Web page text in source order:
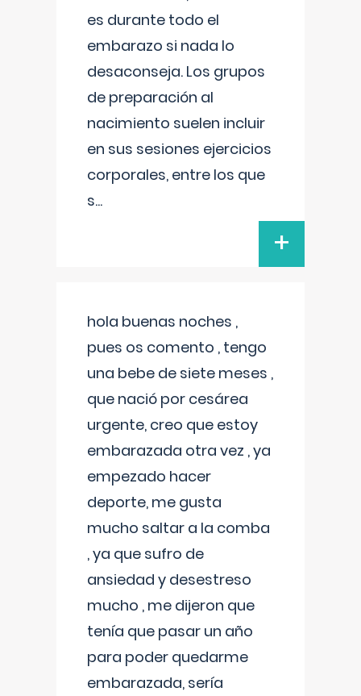
es durante todo el
embarazo si nada lo
desaconseja. Los grupos
de preparación al
nacimiento suelen incluir
en sus sesiones ejercicios
corporales, entre los que
s...
+
hola buenas noches ,
pues os comento , tengo
una bebe de siete meses ,
que nació por cesárea
urgente, creo que estoy
embarazada otra vez , ya
empezado hacer
deporte, me gusta
mucho saltar a la comba
, ya que sufro de
ansiedad y desestreso
mucho , me dijeron que
tenía que pasar un año
para poder quedarme
embarazada, sería